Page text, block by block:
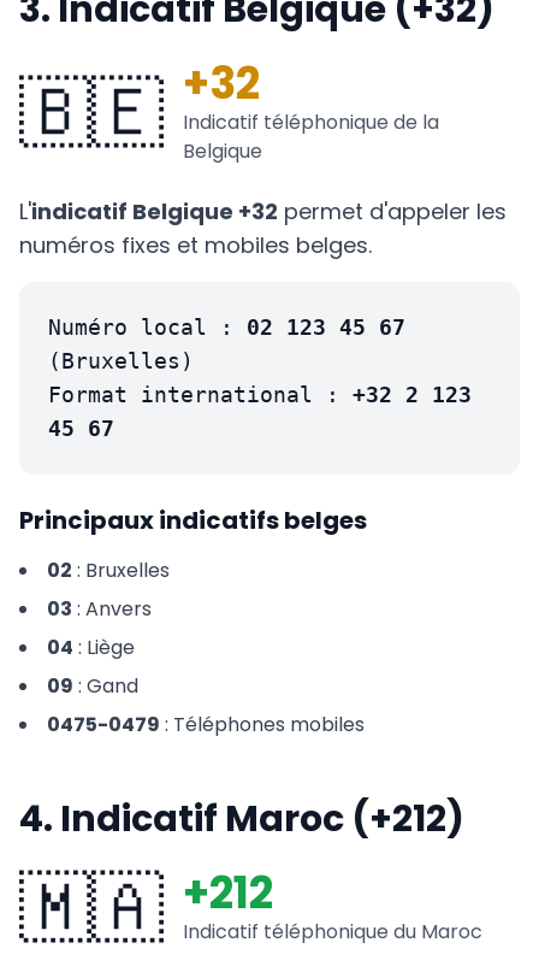
🇧🇪 +32
Indicatif téléphonique de la
Belgique
L'indicatif Belgique +32 permet d'appeler les
numéros fixes et mobiles belges.
Numéro local : 02 123 45 67
(Bruxelles)
Format international : +32 2 123
45 67
Principaux indicatifs belges
02 : Bruxelles
03 : Anvers
04 : Liège
09 : Gand
0475-0479 : Téléphones mobiles
4. Indicatif Maroc (+212)
🇲🇦 +212
Indicatif téléphonique du Maroc